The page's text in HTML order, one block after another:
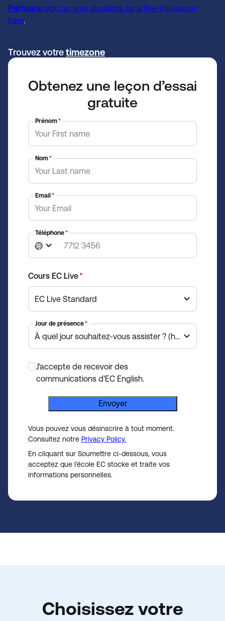
Partners: sign up your students for a free trial lesson
here.
Trouvez votretimezone
Obtenez une leçon d’essai
gratuite
Prénom*
Nom*
Email *
Téléphone*
N
o
u
e
l
e
d
Cours EC Live*
Jour de présence*
J’accepte de recevoir des
communications d’EC English.
Envoyer
Vous pouvez vous désinscrire à tout moment.
Consultez notre Privacy Policy.
En cliquant sur Soumettre ci-dessous, vous
acceptez que l’école EC stocke et traite vos
informations personnelles.
Choisissez votre